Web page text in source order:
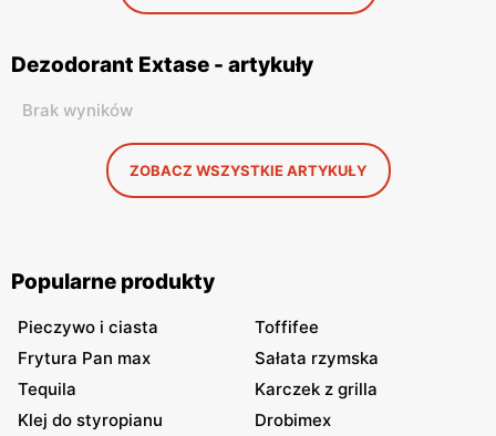
Dezodorant Extase - artykuły
Brak wyników
ZOBACZ WSZYSTKIE ARTYKUŁY
Popularne produkty
Pieczywo i ciasta
Toffifee
Frytura Pan max
Sałata rzymska
Tequila
Karczek z grilla
Klej do styropianu
Drobimex